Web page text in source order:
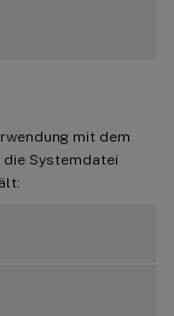
mit dem
Systemdatei